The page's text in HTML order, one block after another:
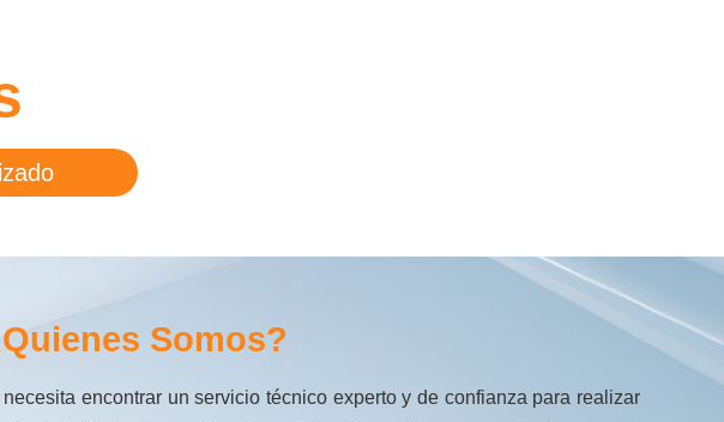
Somos?
necesita encontrar un servicio técnico experto y de confianza para realizar